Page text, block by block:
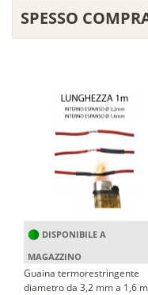
SPESSO
DISPONIBILE A
MAGAZZINO
Guaina termorestringente
diametro da 3,2 mm a 1,6